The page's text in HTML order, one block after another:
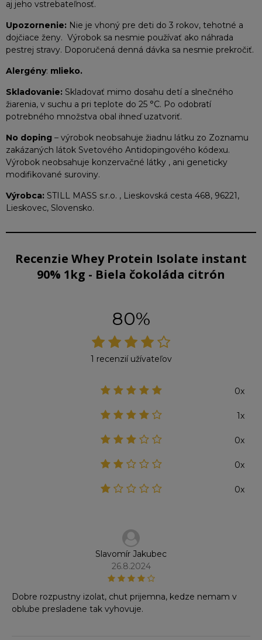
aj jeho vstrebateľnosť.
Upozornenie: Nie je vhoný pre deti do 3 rokov, tehotné a
dojčiace ženy. Výrobok sa nesmie používať ako náhrada
pestrej stravy. Doporučená denná dávka sa nesmie prekročiť.
Alergény: mlieko.
Skladovanie: Skladovať mimo dosahu detí a slnečného
žiarenia, v suchu a pri teplote do 25 °C. Po odobratí
potrebného množstva obal ihneď uzatvoriť.
No doping – výrobok neobsahuje žiadnu látku zo Zoznamu
zakázaných látok Svetového Antidopingového kódexu.
Výrobok neobsahuje konzervačné látky , ani geneticky
modifikované suroviny.
Výrobca: STILL MASS s.r.o. , Lieskovská cesta 468, 96221,
Lieskovec, Slovensko.
Recenzie Whey Protein Isolate instant
90% 1kg - Biela čokoláda citrón
80%
1 recenzií užívateľov
0x
1x
0x
0x
0x
Slavomír Jakubec
26.8.2024
Dobre rozpustny izolat, chut prijemna, kedze nemam v
oblube presladene tak vyhovuje.